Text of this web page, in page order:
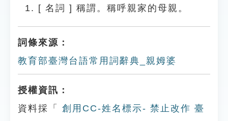
貓頭鷹博士
[ 名詞 ] 稱謂。稱呼親家的母親。
詞條來源：
教育部臺灣台語常用詞辭典_親姆婆
授權資訊：
資料採「
創用CC-姓名標示- 禁止改作 臺